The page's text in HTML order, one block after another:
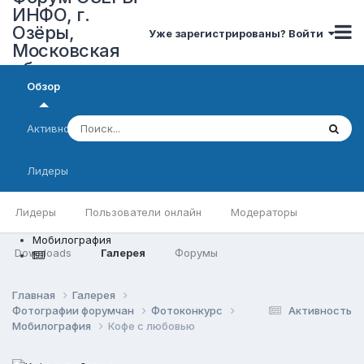
ИНФО, г.
Озёры,
Московская
область
Уже зарегистрированы? Войти
Обзор
Лидеры Пользователи онлайн Модераторы
Downloads Галерея Форумы
Активность
Лидеры
Мобилография
Активность
Главная
Галерея
Фотографии форумчан
Фотоконкурс
Мобилография
Кофе с любовью